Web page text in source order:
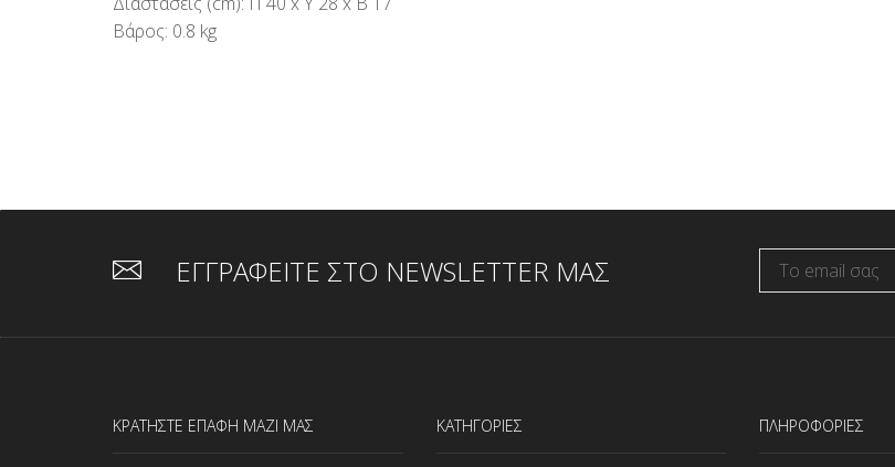
Βάρος: 0.8 kg
ΕΓΓΡΑΦΕΙΤΕ ΣΤΟ NEWSLETTER ΜΑΣ
ΚΡΑΤΗΣΤΕ ΕΠΑΦΗ ΜΑΖΙ ΜΑΣ ΚΑΤΗΓΟΡΙΕΣ ΠΛΗΡΟΦΟΡΙΕΣ